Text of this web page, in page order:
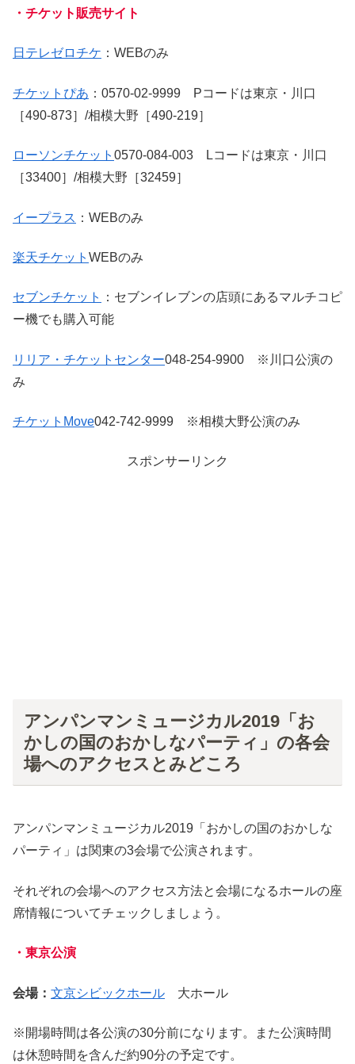
・チケット販売サイト
日テレゼロチケ ：WEBのみ
チケットぴあ ：0570-02-9999 Pコードは東京・川口
［490-873］/相模大野［490-219］
ローソンチケット 0570-084-003 Lコードは東京・川口
［33400］/相模大野［32459］
イープラス ：WEBのみ
楽天チケット WEBのみ
セブンチケット
：セブンイレブンの店頭にあるマルチコピ
ー機でも購入可能
リリア・チケットセンター048-254-9900 ※川口公演の
み
チケットMove042-742-9999 ※相模大野公演のみ
スポンサーリンク
アンパンマンミュージカル2019「お
かしの国のおかしなパーティ」の各会
場へのアクセスとみどころ
アンパンマンミュージカル2019「おかしの国のおかしな
パーティ」は関東の3会場で公演されます。
それぞれの会場へのアクセス方法と会場になるホールの座
席情報についてチェックしましょう。
・東京公演
会場： 文京シビックホール 大ホール
※開場時間は各公演の30分前になります。また公演時間
は休憩時間を含んだ約90分の予定です。